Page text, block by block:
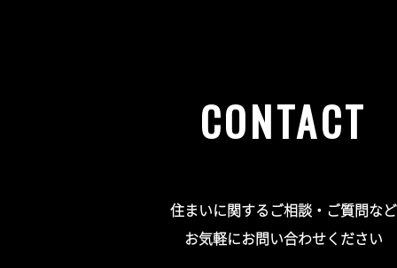
CONTACT
住まいに関するご相談・ご質問など
お気軽にお問い合わせください